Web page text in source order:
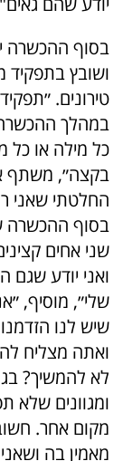
בסוף ההכשרה
ושובץ בתפקיד
טירונים.
במהלך
כל מילה או כל
בקצה״, משתף
החלטתי שאני
בסוף ההכשרה
שני אחים
ואני יודע שגם
שלי״, מוסיף,
שיש לנו
ואתה מצליח
לא להמשיך?
ומגוונים שלא
מקום אחר.
מאמין בה